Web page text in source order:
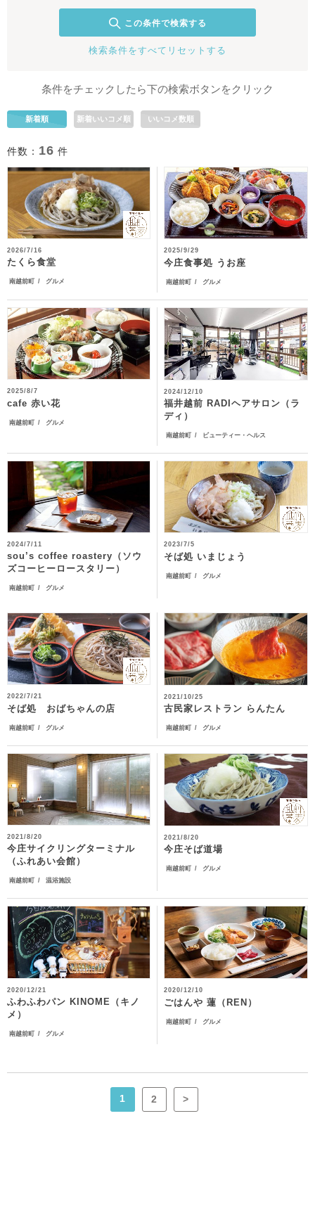
この条件で検索する
検索条件をすべてリセットする
条件をチェックしたら下の検索ボタンをクリック
新着順 新着いいコメ順 いいコメ数順
件数： 16 件
2026/7/16
たくら食堂
南越前町 グルメ
2025/9/29
今庄食事処 うお座
南越前町 グルメ
2025/8/7
cafe 赤い花
南越前町 グルメ
2024/12/10
福井越前 RADIヘアサロン（ラ
ディ）
南越前町 ビューティー・ヘルス
2024/7/11
sou’s coffee roastery（ソウ
ズコーヒーロースタリー）
南越前町 グルメ
2023/7/5
そば処 いまじょう
南越前町 グルメ
2022/7/21
そば処 おばちゃんの店
南越前町 グルメ
2021/10/25
古民家レストラン らんたん
南越前町 グルメ
2021/8/20
今庄サイクリングターミナル
（ふれあい会館）
南越前町 温浴施設
2021/8/20
今庄そば道場
南越前町 グルメ
2020/12/21
ふわふわパン KINOME（キノ
メ）
南越前町 グルメ
2020/12/10
ごはんや 蓮（REN）
南越前町 グルメ
1 2 >